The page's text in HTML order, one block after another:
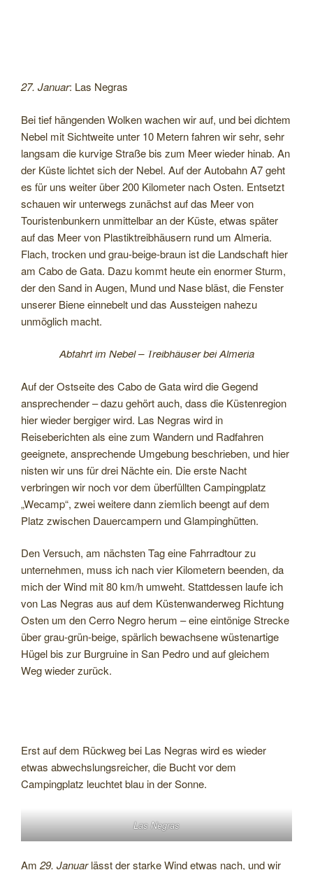
27. Januar: Las Negras
Bei tief hängenden Wolken wachen wir auf, und bei dichtem
Nebel mit Sichtweite unter 10 Metern fahren wir sehr, sehr
langsam die kurvige Straße bis zum Meer wieder hinab. An
der Küste lichtet sich der Nebel. Auf der Autobahn A7 geht
es für uns weiter über 200 Kilometer nach Osten. Entsetzt
schauen wir unterwegs zunächst auf das Meer von
Touristenbunkern unmittelbar an der Küste, etwas später
auf das Meer von Plastiktreibhäusern rund um Almeria.
Flach, trocken und grau-beige-braun ist die Landschaft hier
am Cabo de Gata. Dazu kommt heute ein enormer Sturm,
der den Sand in Augen, Mund und Nase bläst, die Fenster
unserer Biene einnebelt und das Aussteigen nahezu
unmöglich macht.
Abfahrt im Nebel – Treibhäuser bei Almeria
Auf der Ostseite des Cabo de Gata wird die Gegend
ansprechender – dazu gehört auch, dass die Küstenregion
hier wieder bergiger wird. Las Negras wird in
Reiseberichten als eine zum Wandern und Radfahren
geeignete, ansprechende Umgebung beschrieben, und hier
nisten wir uns für drei Nächte ein. Die erste Nacht
verbringen wir noch vor dem überfüllten Campingplatz
„Wecamp“, zwei weitere dann ziemlich beengt auf dem
Platz zwischen Dauercampern und Glampinghütten.
Den Versuch, am nächsten Tag eine Fahrradtour zu
unternehmen, muss ich nach vier Kilometern beenden, da
mich der Wind mit 80 km/h umweht. Stattdessen laufe ich
von Las Negras aus auf dem Küstenwanderweg Richtung
Osten um den Cerro Negro herum – eine eintönige Strecke
über grau-grün-beige, spärlich bewachsene wüstenartige
Hügel bis zur Burgruine in San Pedro und auf gleichem
Weg wieder zurück.
Erst auf dem Rückweg bei Las Negras wird es wieder
etwas abwechslungsreicher, die Bucht vor dem
Campingplatz leuchtet blau in der Sonne.
Las Negras
Am 29. Januarlässt der starke Wind etwas nach, und wir